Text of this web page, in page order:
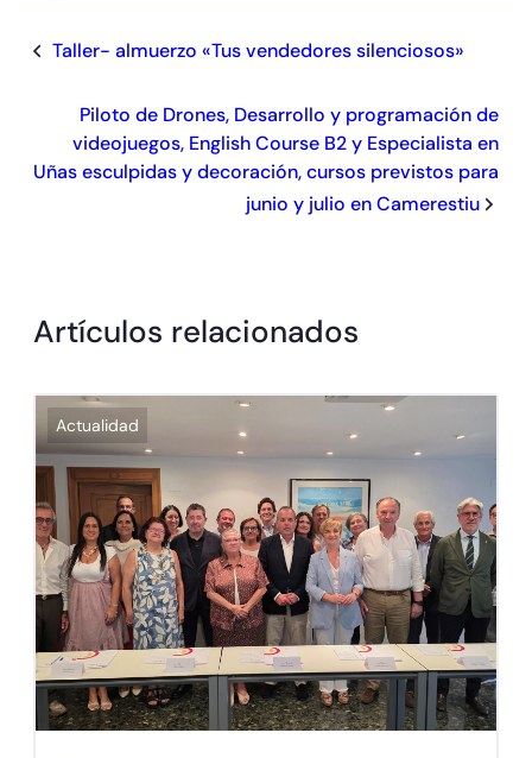
Taller- almuerzo «Tus vendedores silenciosos»
Piloto de Drones, Desarrollo y programación de
videojuegos, English Course B2 y Especialista en
Uñas esculpidas y decoración, cursos previstos para
junio y julio en Camerestiu
Artículos relacionados
Actualidad